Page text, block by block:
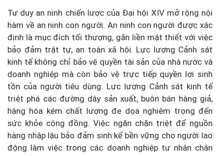
Tư duy an ninh chiến lược của Đại hội XIV mở rộng nội
hàm về an ninh con người. An ninh con người được xác
định là mục đích tối thượng, gắn liền mật thiết với việc
bảo đảm trật tự, an toàn xã hội. Lực lượng Cảnh sát
kinh tế không chỉ bảo vệ quyền tài sản của nhà nước và
doanh nghiệp mà còn bảo vệ trực tiếp quyền lợi sinh
tồn của người tiêu dùng. Lực lượng Cảnh sát kinh tế
triệt phá các đường dây sản xuất, buôn bán hàng giả,
hàng hóa kém chất lượng đe dọa nghiêm trọng đến
sức khỏe cộng đồng. Việc ngăn chặn triệt để nguồn
hàng nhập lậu bảo đảm sinh kế bền vững cho người lao
động làm việc trong các doanh nghiệp tư nhân chân